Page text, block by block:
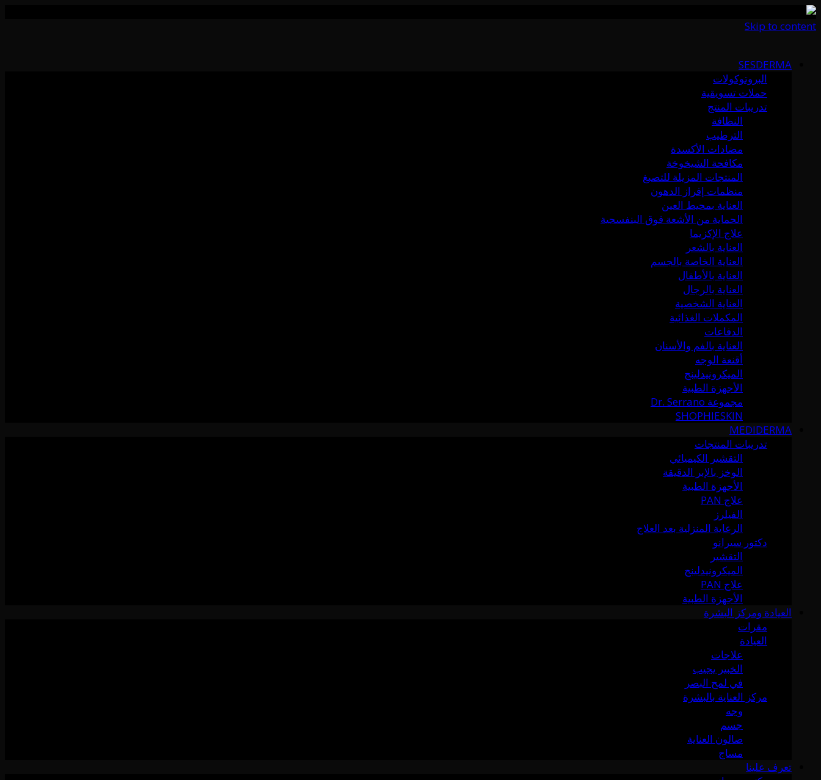
Skip to content
SESDERMA
البروتوكولات
حملات تسويقية
تدريبات المنتج
النظافة
الترطيب
مضادات الأكسدة
مكافحة الشيخوخة
المنتجات المزيلة للتصبغ
منظمات إفراز الدهون
العناية بمحيط العين
الحماية من الأشعة فوق البنفسجية
علاج الإكزيما
العناية بالشعر
العناية الخاصة بالجسم
العناية بالأطفال
العناية بالرجال
العناية الشخصية
المكملات الغذائية
الدفاعات
العناية بالفم والأسنان
أقنعة الوجه
الميكرونيدلينج
الأجهزة الطبية
مجموعة Dr. Serrano
SHOPHIESKIN
MEDIDERMA
تدريبات المنتجات
التقشير الكيميائي
الوخز بالإبر الدقيقة
الأجهزة الطبية
علاج PAN
الفيلرز
الرعاية المنزلية بعد العلاج
دكتور سيرانو
التقشير
الميكرونيدلينج
علاج PAN
الأجهزة الطبية
العيادة ومركز البشرة
مقرات
العيادة
علاجات
الخبير يجيب
في لمح البصر
مركز العناية بالبشرة
وجه
جسم
صالون العناية
مساج
تعرف علينا